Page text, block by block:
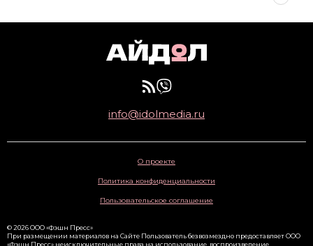
info@idolmedia.ru
О проекте
Политика конфиденциальности
Пользовательское соглашение
© 2026 ООО «Фэшн Пресс»
При размещении материалов на Сайте Пользователь безвозмездно предоставляет ООО